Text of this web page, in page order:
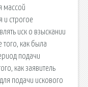
массой
и строгое
иск о взыскании
того, как была
подачи
как заявитель
подачи искового